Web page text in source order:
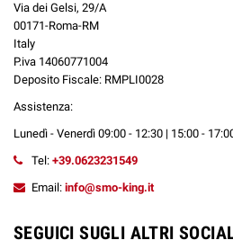
Via dei Gelsi, 29/A
00171-Roma-RM
Italy
P.iva 14060771004
Deposito Fiscale: RMPLI0028
Assistenza:
Lunedì - Venerdì 09:00 - 12:30 | 15:00 -
Tel: +39.0623231549
Email: info@smo-king.it
SEGUICI SUGLI ALTRI